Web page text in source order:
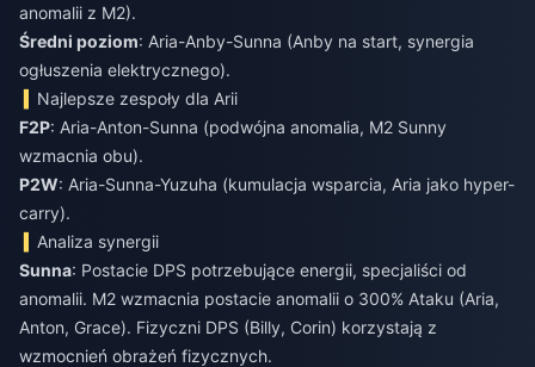
anomalii z M2).
Średni poziom: Aria-Anby-Sunna (Anby na start, synergia
ogłuszenia elektrycznego).
Najlepsze zespoły dla Arii
F2P: Aria-Anton-Sunna (podwójna anomalia, M2 Sunny
wzmacnia obu).
P2W: Aria-Sunna-Yuzuha (kumulacja wsparcia, Aria jako hyper-
carry).
Analiza synergii
Sunna: Postacie DPS potrzebujące energii, specjaliści od
anomalii. M2 wzmacnia postacie anomalii o 300% Ataku (Aria,
Anton, Grace). Fizyczni DPS (Billy, Corin) korzystają z
wzmocnień obrażeń fizycznych.